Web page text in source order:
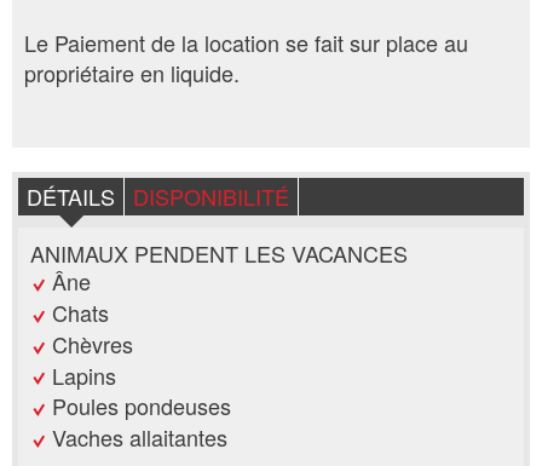
Le Paiement de la location se fait sur place au
propriétaire en liquide.
DÉTAILS
DISPONIBILITÉ
ANIMAUX PENDENT LES VACANCES
Âne
Chats
Chèvres
Lapins
Poules pondeuses
Vaches allaitantes